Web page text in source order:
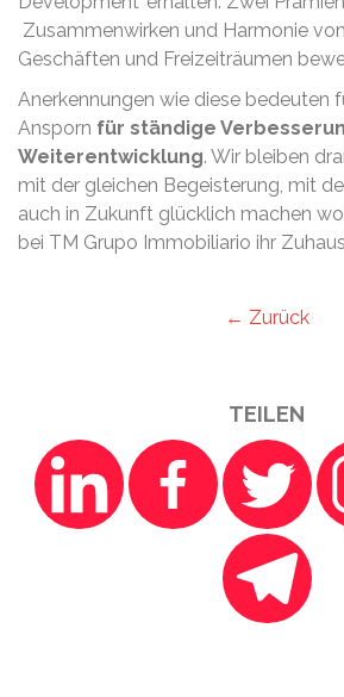
Zusammenwirken und Harmonie
Geschäften und Freizeiträumen
Anerkennungen wie diese bedeuten
Ansporn für ständige
Weiterentwicklung. Wir bleiben
mit der gleichen Begeisterung, mit
auch in Zukunft glücklich machen
bei TM Grupo Immobiliario ihr
← Zurück
TEILEN